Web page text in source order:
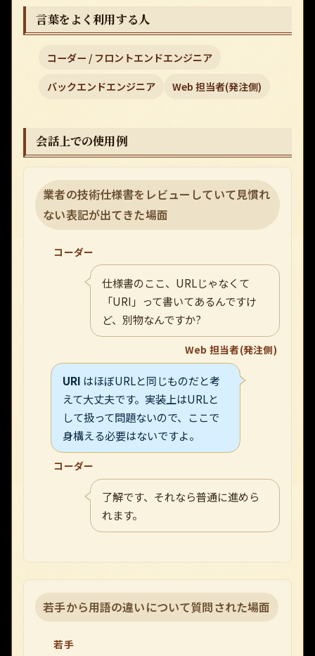
言葉をよく利用する人
コーダー / フロントエンドエンジニア
バックエンドエンジニア Web 担当者(発注側)
会話上での使用例
業者の技術仕様書をレビューしていて見慣れ
ない表記が出てきた場面
コーダー
仕様書のここ、URLじゃなくて
「URI」って書いてあるんですけ
ど、別物なんですか?
Web 担当者(発注側)
URI はほぼURLと同じものだと考
えて大丈夫です。実装上はURLと
して扱って問題ないので、ここで
身構える必要はないですよ。
コーダー
了解です、それなら普通に進めら
れます。
若手から用語の違いについて質問された場面
若手